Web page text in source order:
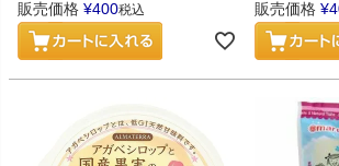
販売価格 ¥400税込 販売価格 ¥